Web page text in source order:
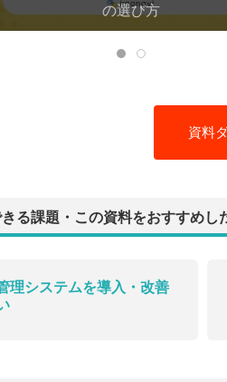
の選び方
資料
る課題・この資料をおすすめし
理システムを導入・改善